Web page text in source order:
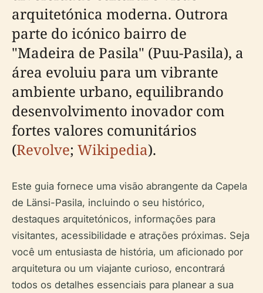
arquitetónica moderna. Outrora
parte do icónico bairro de
"Madeira de Pasila" (Puu-Pasila), a
área evoluiu para um vibrante
ambiente urbano, equilibrando
desenvolvimento inovador com
fortes valores comunitários
(Revolve; Wikipedia).
Este guia fornece uma visão abrangente da Capela
de Länsi-Pasila, incluindo o seu histórico,
destaques arquitetónicos, informações para
visitantes, acessibilidade e atrações próximas. Seja
você um entusiasta de história, um aficionado por
arquitetura ou um viajante curioso, encontrará
todos os detalhes essenciais para planear a sua